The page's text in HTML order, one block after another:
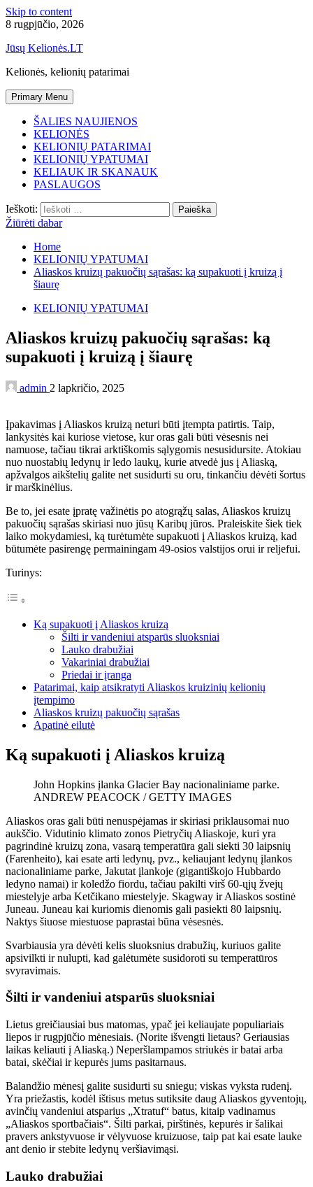
Skip to content
8 rugpjūčio, 2026
Jūsų Kelionės.LT
Kelionės, kelionių patarimai
Primary Menu
ŠALIES NAUJIENOS
KELIONĖS
KELIONIŲ PATARIMAI
KELIONIŲ YPATUMAI
KELIAUK IR SKANAUK
PASLAUGOS
Ieškoti:
Žiūrėti dabar
Home
KELIONIŲ YPATUMAI
Aliaskos kruizų pakuočių sąrašas: ką supakuoti į kruizą į
šiaurę
KELIONIŲ YPATUMAI
Aliaskos kruizų pakuočių sąrašas: ką
supakuoti į kruizą į šiaurę
admin 2 lapkričio, 2025
Įpakavimas į Aliaskos kruizą neturi būti įtempta patirtis. Taip,
lankysitės kai kuriose vietose, kur oras gali būti vėsesnis nei
namuose, tačiau tikrai arktiškomis sąlygomis nesusidursite. Atokiau
nuo nuostabių ledynų ir ledo laukų, kurie atvedė jus į Aliaską,
apžvalgos aikštelių galite net susidurti su oru, tinkančiu dėvėti šortus
ir marškinėlius.
Be to, jei esate įpratę važinėtis po atogrąžų salas, Aliaskos kruizų
pakuočių sąrašas skiriasi nuo jūsų Karibų jūros. Praleiskite šiek tiek
laiko mokydamiesi, ką turėtumėte supakuoti į Aliaskos kruizą, kad
būtumėte pasirengę permainingam 49-osios valstijos orui ir reljefui.
Turinys:
Ką supakuoti į Aliaskos kruizą
Šilti ir vandeniui atsparūs sluoksniai
Lauko drabužiai
Vakariniai drabužiai
Priedai ir įranga
Patarimai, kaip atsikratyti Aliaskos kruizinių kelionių
įtempimo
Aliaskos kruizų pakuočių sąrašas
Apatinė eilutė
Ką supakuoti į Aliaskos kruizą
John Hopkins įlanka Glacier Bay nacionaliniame parke.
ANDREW PEACOCK / GETTY IMAGES
Aliaskos oras gali būti nenuspėjamas ir skiriasi priklausomai nuo
aukščio. Vidutinio klimato zonos Pietryčių Aliaskoje, kuri yra
pagrindinė kruizų zona, vasarą temperatūra gali siekti 30 laipsnių
(Farenheito), kai esate arti ledynų, pvz., keliaujant ledynų įlankos
nacionaliniame parke, Jakutat įlankoje (gigantiškojo Hubbardo
ledyno namai) ir koledžo fiordu, tačiau pakilti virš 60-ųjų žvejų
miestelyje arba Ketčikano miestelyje. Skagway ir Aliaskos sostinė
Juneau. Juneau kai kuriomis dienomis gali pasiekti 80 laipsnių.
Naktys šiuose miestuose paprastai būna vėsesnės.
Svarbiausia yra dėvėti kelis sluoksnius drabužių, kuriuos galite
apsivilkti ir nulupti, kad galėtumėte susidoroti su temperatūros
svyravimais.
Šilti ir vandeniui atsparūs sluoksniai
Lietus greičiausiai bus matomas, ypač jei keliaujate populiariais
liepos ir rugpjūčio mėnesiais. (Norite išvengti lietaus? Geriausias
laikas keliauti į Aliaską.) Neperšlampamos striukės ir batai arba
batai, skėčiai ir kepurės jums pasitarnaus.
Balandžio mėnesį galite susidurti su sniegu; viskas vyksta rudenį.
Yra priežastis, kodėl ištisus metus sutiksite daug Aliaskos gyventojų,
avinčių vandeniui atsparius „Xtratuf“ batus, kitaip vadinamus
„Aliaskos sportbačiais“. Šilti parkai, pirštinės, kepurės ir šalikai
pravers ankstyvuose ir vėlyvuose kruizuose, taip pat kai esate lauke
ant denio ir stebite ledynų veršiavimąsi.
Lauko drabužiai